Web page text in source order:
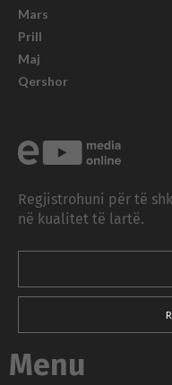
Mars
Prill
Maj
Qershor
Regjistrohuni për të
në kualitet të lartë.
Menu